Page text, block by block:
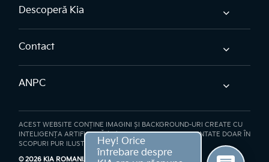
Descoperă Kia
Contact
ANPC
ACEST WEBSITE CONȚINE IMAGINI ȘI BACKGROUND-URI CREATE CU
INTELIGENȚA ARTIFICIALĂ (AI). IMAGINILE SUNT PREZENTATE DOAR ÎN
SCOPURI PUR ILUSTRATIVE
© 2026 KIA ROMANIA
- TOATE DREPTURILE REZERVATE